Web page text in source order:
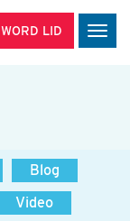
WORD LID
Blog
Video